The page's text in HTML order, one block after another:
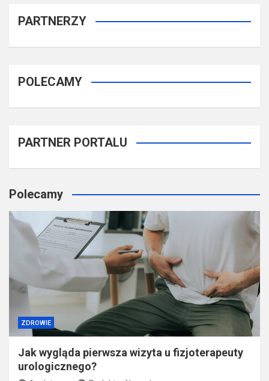
PARTNERZY
POLECAMY
PARTNER PORTALU
Polecamy
ZDROWIE
Jak wygląda pierwsza wizyta u fizjoterapeuty
urologicznego?